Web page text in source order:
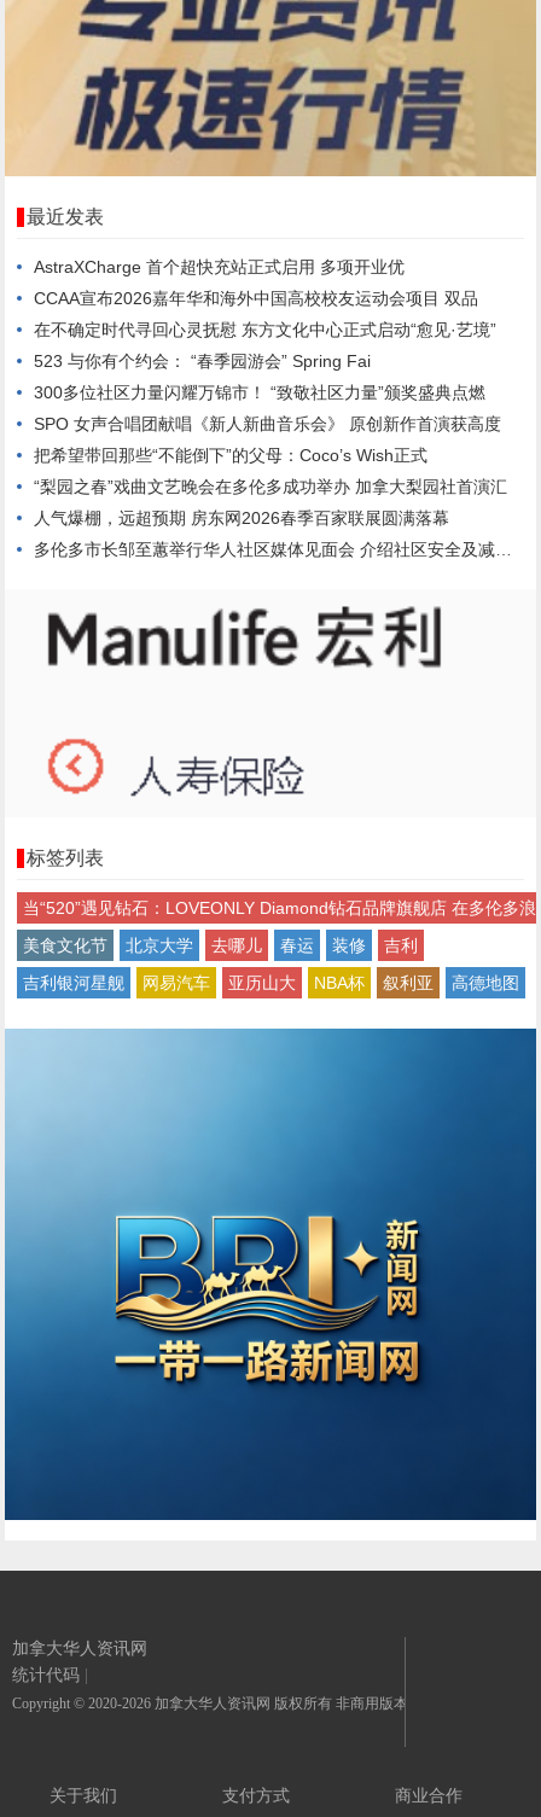
最近发表
AstraXCharge 首个超快充站正式启用 多项开业优
CCAA宣布2026嘉年华和海外中国高校校友运动会项目 双品
在不确定时代寻回心灵抚慰 东方文化中心正式启动“愈见·艺境”
523 与你有个约会： “春季园游会” Spring Fai
300多位社区力量闪耀万锦市！ “致敬社区力量”颁奖盛典点燃
SPO 女声合唱团献唱《新人新曲音乐会》 原创新作首演获高度
把希望带回那些“不能倒下”的父母：Coco’s Wish正式
“梨园之春”戏曲文艺晚会在多伦多成功举办 加拿大梨园社首演汇
人气爆棚，远超预期 房东网2026春季百家联展圆满落幕
多伦多市长邹至蕙举行华人社区媒体见面会 介绍社区安全及减轻市
标签列表
当“520”遇见钻石：LOVEONLY Diamond钻石品牌旗舰店 在多伦多
美食文化节
北京大学 去哪儿 春运 装修
吉利
吉利银河星舰
网易汽车 亚历山大 NBA杯 叙利亚 高德地图
加拿大华人资讯网
统计代码
Copyright © 2020-2026 加拿大华人资讯网 版权所有 非商用版本
关于我们
支付方式
商业合作